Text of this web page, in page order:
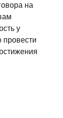
на
у
провести